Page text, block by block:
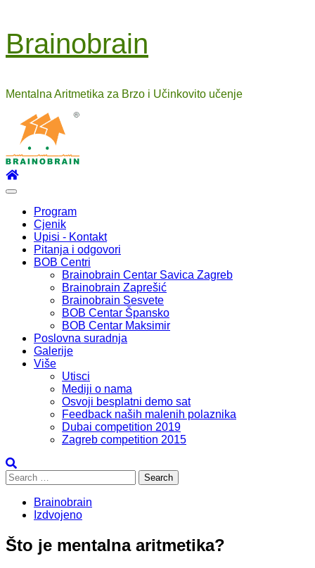
Skip
to
content
Brainobrain
Mentalna Aritmetika za Brzo i Učinkovito učenje
Primary
Program
Cjenik
Upisi - Kontakt
Pitanja i odgovori
BOB Centri
Brainobrain Centar Savica Zagreb
Brainobrain Zaprešić
Brainobrain Sesvete
BOB Centar Špansko
BOB Centar Maksimir
Poslovna suradnja
Galerije
Više
Utisci
Mediji o nama
Osvoji besplatni demo sat
Feedback naših malenih polaznika
Dubai competition 2019
Zagreb competition 2015
Search
for:
Brainobrain
Izdvojeno
Što je mentalna aritmetika?